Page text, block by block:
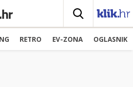
RETRO EV-ZONA OGLASNIK